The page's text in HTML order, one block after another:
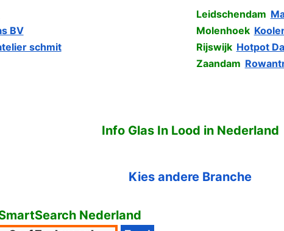
BV
schmit
Leidschendam
Molenhoek
Rijswijk Hotpot
Zaandam
Info Glas In Lood in Nederland
Kies andere Branche
Nederland